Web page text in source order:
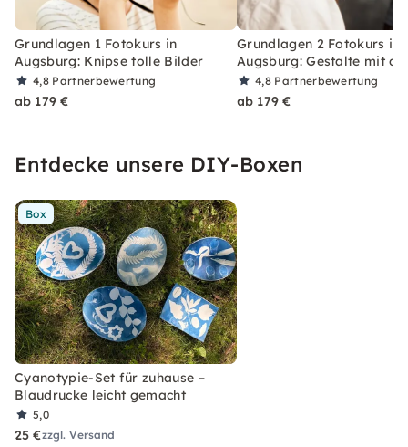
Grundlagen 1 Fotokurs in
Augsburg: Knipse tolle Bilder
4,8 Partnerbewertung
ab 179 €
Grundlagen 2 Fotokurs in
Augsburg: Gestalte mit
4,8 Partnerbewertung
ab 179 €
Entdecke unsere DIY-Boxen
Box
Cyanotypie-Set für zuhause –
Blaudrucke leicht gemacht
5,0
25 €zzgl. Versand